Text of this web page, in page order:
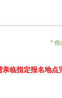
* 你
临指定报名地点